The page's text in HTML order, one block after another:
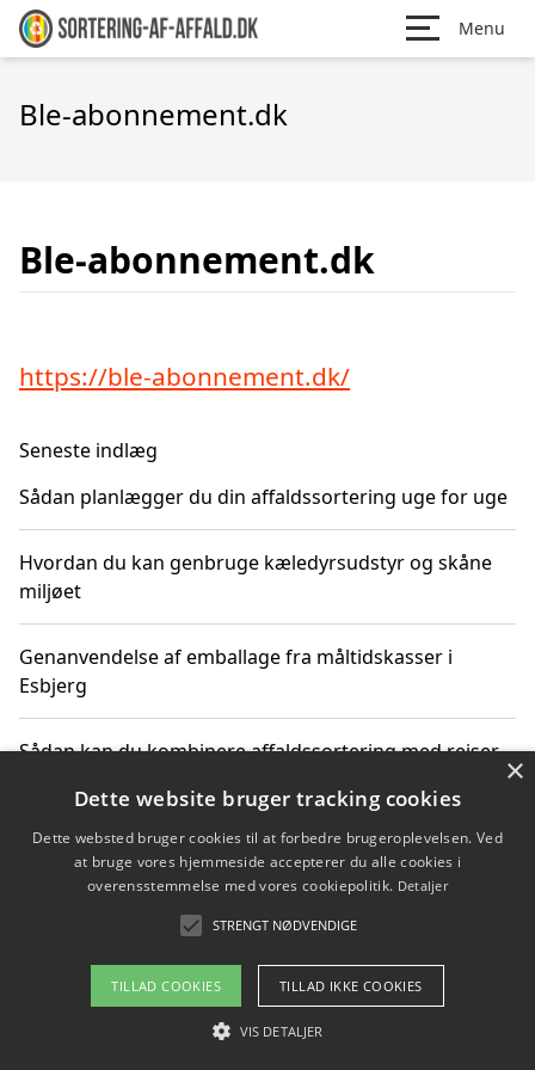
Menu
Ble-abonnement.dk
Ble-abonnement.dk
https://ble-abonnement.dk/
Seneste indlæg
Sådan planlægger du din affaldssortering uge for uge
Hvordan du kan genbruge kæledyrsudstyr og skåne
miljøet
Genanvendelse af emballage fra måltidskasser i
Esbjerg
Sådan kan du kombinere affaldssortering med rejser
Hvordan affaldssortering kan bidrage til co2 reduktion
Om / kontakt
Blog Betingelser
×
Dette website bruger tracking cookies
Dette websted bruger cookies til at forbedre brugeroplevelsen. Ved
at bruge vores hjemmeside accepterer du alle cookies i
overensstemmelse med vores cookiepolitik. Detaljer
STRENGT NØDVENDIGE
TILLAD COOKIES TILLAD IKKE COOKIES
VIS DETALJER